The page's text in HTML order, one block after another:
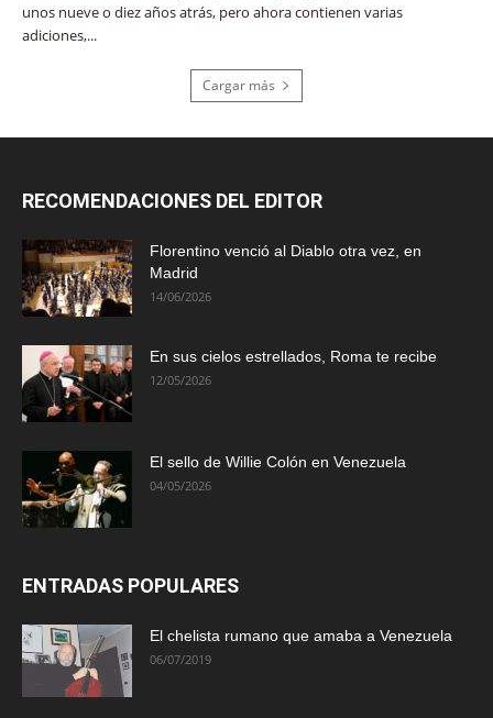
unos nueve o diez años atrás, pero ahora contienen varias
adiciones,...
Cargar más
RECOMENDACIONES DEL EDITOR
Florentino venció al Diablo otra vez, en
Madrid
14/06/2026
En sus cielos estrellados, Roma te recibe
12/05/2026
El sello de Willie Colón en Venezuela
04/05/2026
ENTRADAS POPULARES
El chelista rumano que amaba a Venezuela
06/07/2019